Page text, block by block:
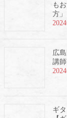
も
方」
広
講
ギ